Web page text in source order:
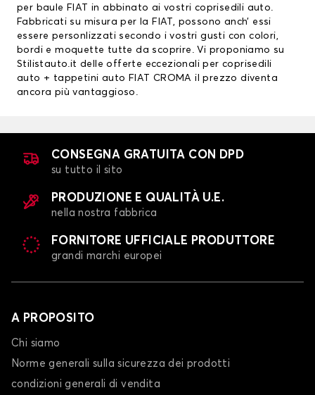
per baule FIAT
in abbinato ai vostri coprisedili auto.
Fabbricati su misura per la FIAT, possono anch’ essi
essere personlizzati secondo i vostri gusti con colori,
bordi e moquette tutte da scoprire. Vi proponiamo su
Stilistauto.it delle offerte eccezionali per coprisedili
auto + tappetini auto FIAT CROMA il prezzo diventa
ancora più vantaggioso.
CONSEGNA GRATUITA CON DPD
su tutto il sito
PRODUZIONE E QUALITÀ U.E.
nella nostra fabbrica
FORNITORE UFFICIALE PRODUTTORE
grandi marchi europei
A PROPOSITO
Chi siamo
Norme generali sulla sicurezza dei prodotti
condizioni generali di vendita